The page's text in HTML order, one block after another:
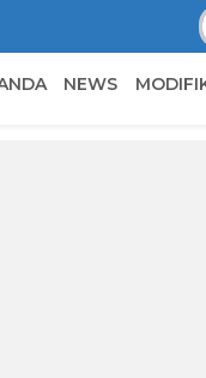
NEWS